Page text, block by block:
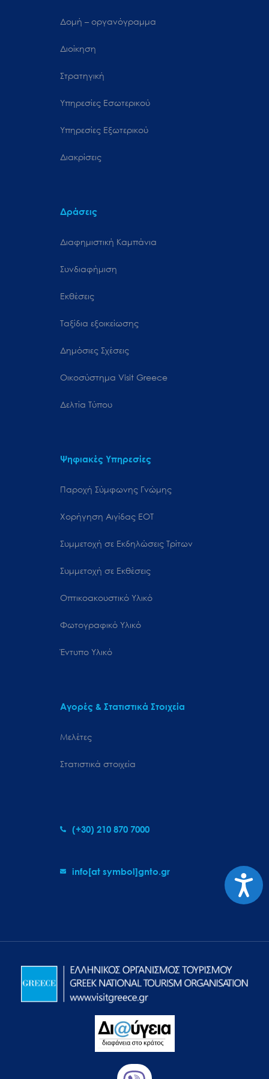
Δομή – οργανόγραμμα
Διοίκηση
Στρατηγική
Υπηρεσίες Εσωτερικού
Υπηρεσίες Εξωτερικού
Διακρίσεις
Δράσεις
Διαφημιστική Καμπάνια
Συνδιαφήμιση
Εκθέσεις
Ταξίδια εξοικείωσης
Δημόσιες Σχέσεις
Oικοσύστημα Visit Greece
Δελτία Τύπου
Ψηφιακές Υπηρεσίες
Παροχή Σύμφωνης Γνώμης
Χορήγηση Αιγίδας ΕΟΤ
Συμμετοχή σε Εκδηλώσεις Τρίτων
Συμμετοχή σε Εκθέσεις
Οπτικοακουστικό Υλικό
Φωτογραφικό Υλικό
Έντυπο Υλικό
Αγορές & Στατιστικά Στοιχεία
Μελέτες
Στατιστικά στοιχεία
(+30) 210 870 7000
info[at symbol]gnto.gr